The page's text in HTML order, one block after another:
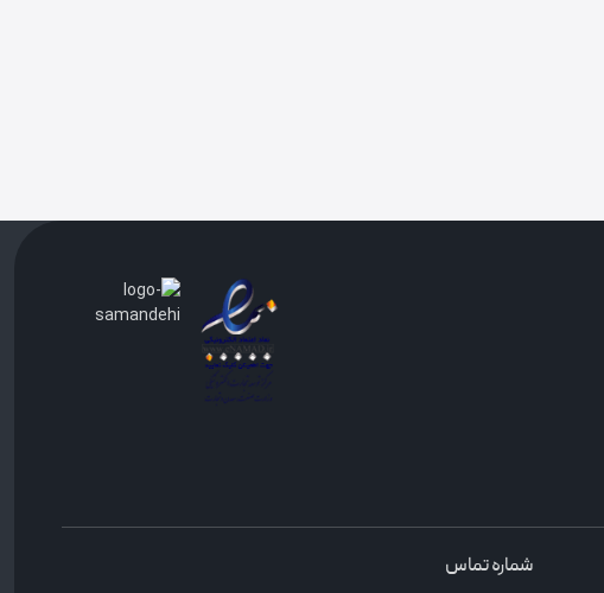
شماره تماس